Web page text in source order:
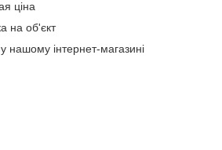
ціна
на об'єкт
нашому інтернет-магазині